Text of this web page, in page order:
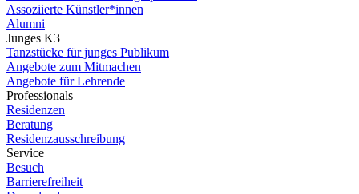
Assoziierte Künstler*innen
Alumni
Junges K3
Tanzstücke für junges Publikum
Angebote zum Mitmachen
Angebote für Lehrende
Professionals
Residenzen
Beratung
Residenzausschreibung
Service
Besuch
Barrierefreiheit